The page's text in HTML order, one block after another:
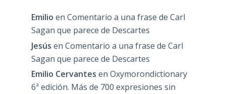
Emilio en Comentario a una frase de Carl
Sagan que parece de Descartes
Jesús en Comentario a una frase de Carl
Sagan que parece de Descartes
Emilio Cervantes en Oxymorondictionary
6ª edición. Más de 700 expresiones sin